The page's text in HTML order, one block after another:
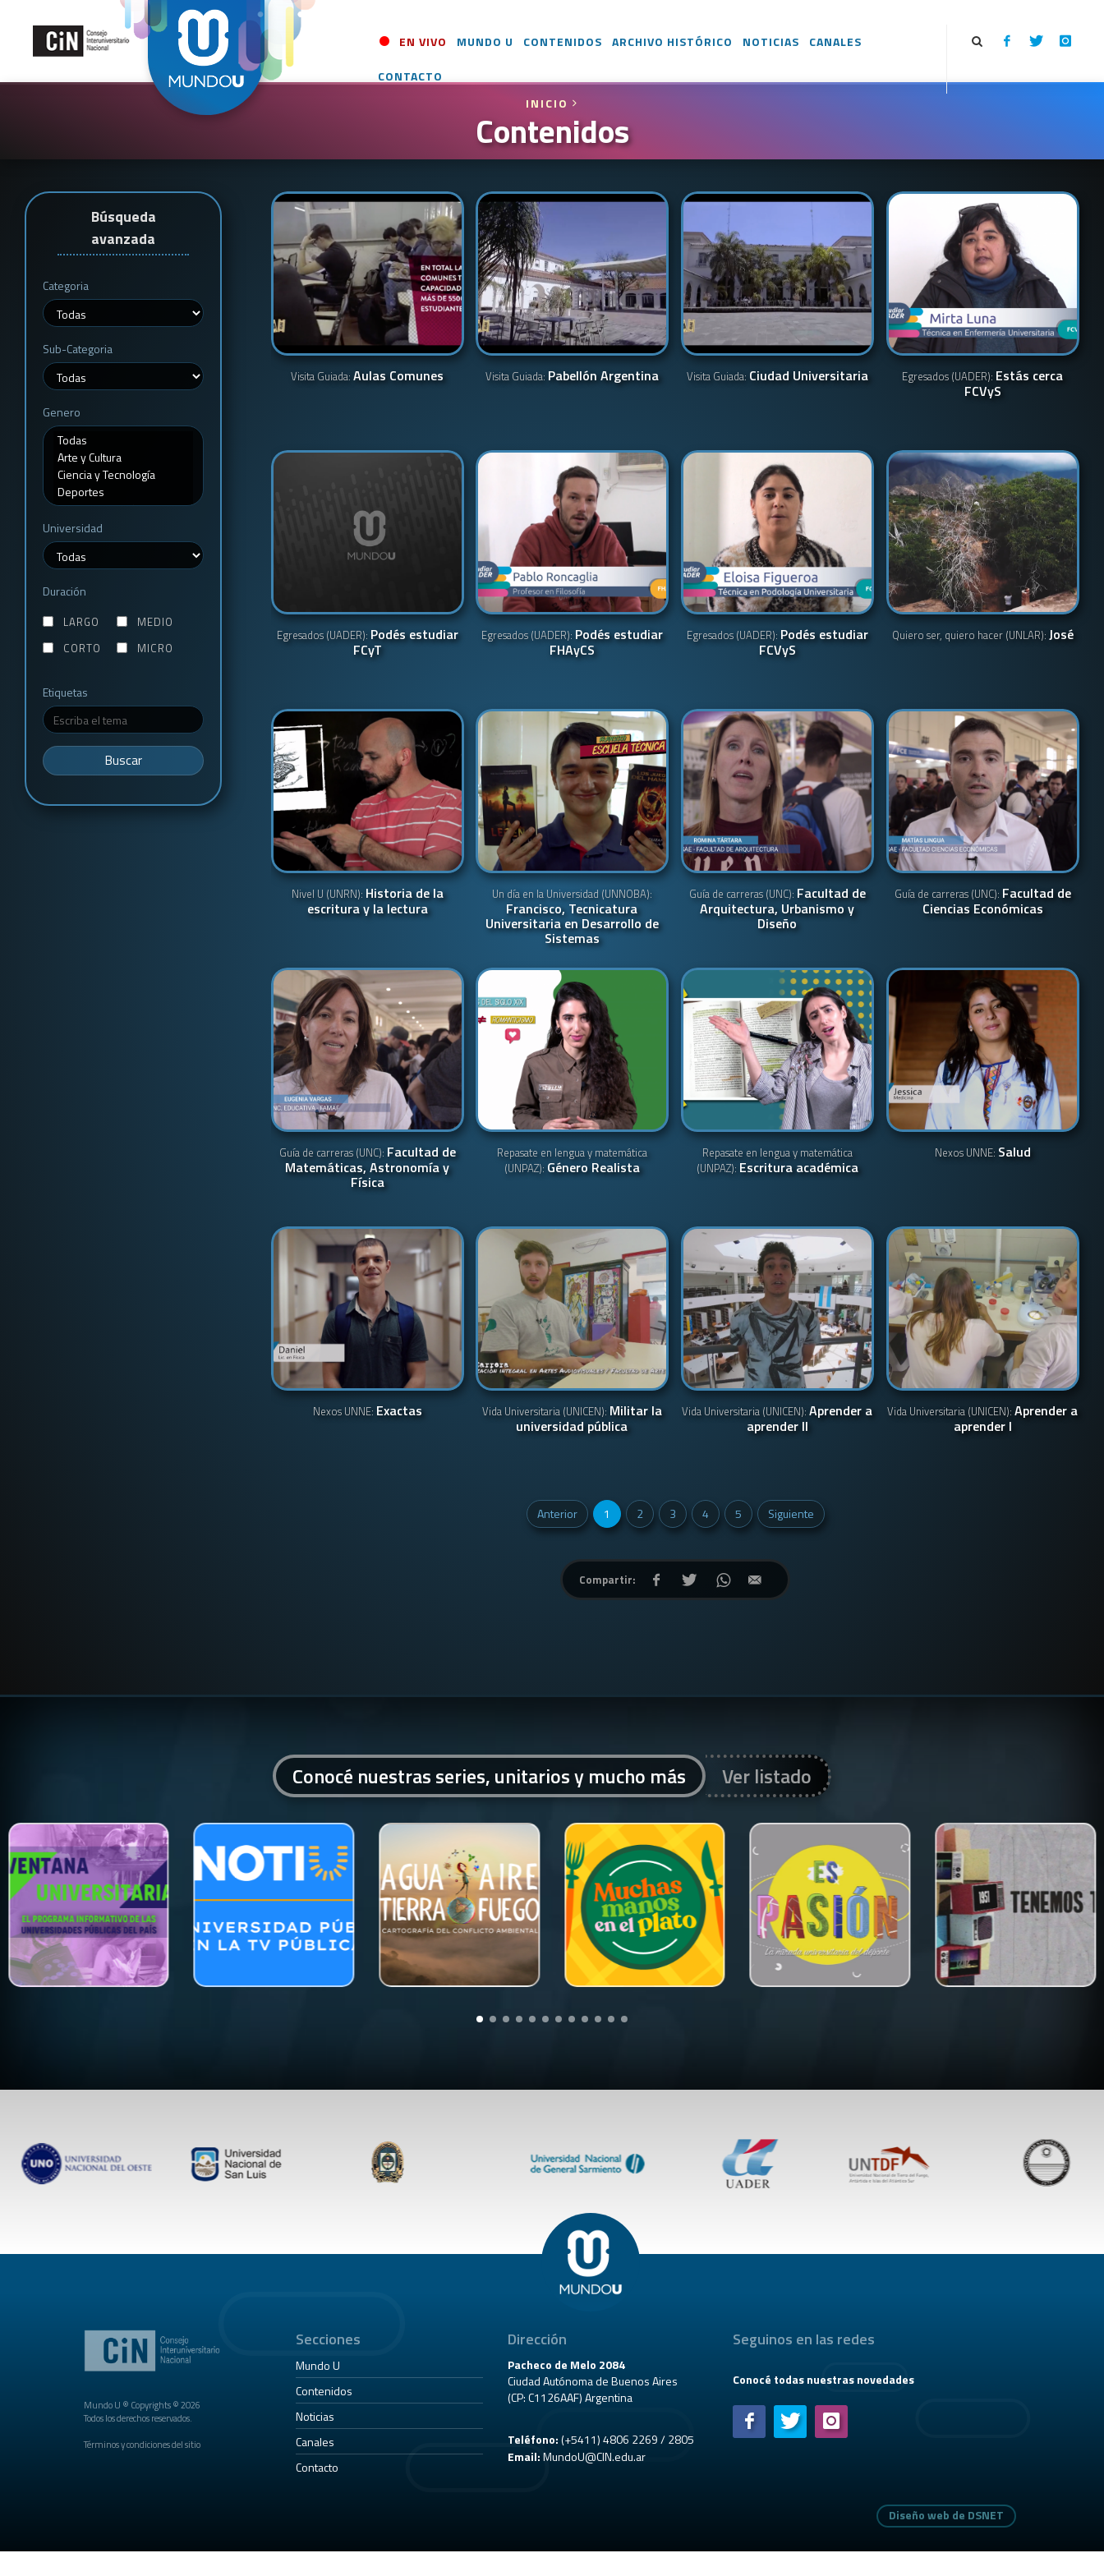
EN VIVO MUNDO U CONTENIDOS ARCHIVO HISTÓRICO NOTICIAS
CANALES
CONTACTO
INICIO
Contenidos
Visita Guiada:Aulas Comunes Visita Guiada: Pabellón Argentina Visita Guiada: Ciudad Universitaria Egresados (UADER): Estás cerca
FCVyS
Egresados (UADER): Podés estudiar
FCyT
Egresados (UADER): Podés estudiar
FHAyCS
Egresados (UADER): Podés estudiar
FCVyS
Quiero ser, quiero hacer (UNLAR): José
Nivel U (UNRN): Historia de la
escritura y la lectura
Un día en la Universidad (UNNOBA):
Francisco, Tecnicatura
Universitaria en Desarrollo de
Sistemas
Guía de carreras (UNC): Facultad de
Arquitectura, Urbanismo y
Diseño
Guía de carreras (UNC): Facultad de
Ciencias Económicas
Guía de carreras (UNC): Facultad de
Matemáticas, Astronomía y
Física
Repasate en lengua y matemática
(UNPAZ): Género Realista
Repasate en lengua y matemática
(UNPAZ): Escritura académica
Nexos UNNE: Salud
Nexos UNNE: Exactas Vida Universitaria (UNICEN): Militar la
universidad pública
Vida Universitaria (UNICEN):Aprender a
aprender II
Vida Universitaria (UNICEN):Aprender a
aprender I
Anterior 1 2 3 4 5 Siguiente
Compartir:
Búsqueda
avanzada
Categoria
Sub-Categoria
Genero
Universidad
Duración
LARGO
MEDIO
CORTO
MICRO
Etiquetas
Buscar
Conocé nuestras series, unitarios y mucho más Ver listado
Mundo U ® Copyrights © 2026
Todos los derechos reservados.
Términos y condiciones del sitio
Secciones
Mundo U
Contenidos
Noticias
Canales
Contacto
Dirección
Pacheco de Melo 2084
Ciudad Autónoma de Buenos Aires
(CP: C1126AAF) Argentina
Teléfono:(+5411) 4806 2269 / 2805
Email:MundoU@CIN.edu.ar
Seguinos en las redes
Conocé todas nuestras novedades
Diseño web de DSNET